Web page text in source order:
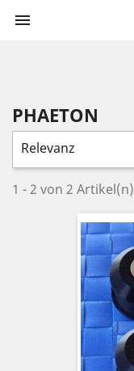

PHAETON
Relevanz
1 - 2 von 2 Artikel(n)